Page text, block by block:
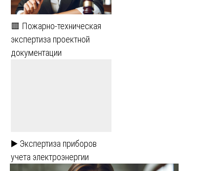
🟥 Пожарно-техническая
экспертиза проектной
документации
▶️ Экспертиза приборов
учета электроэнергии